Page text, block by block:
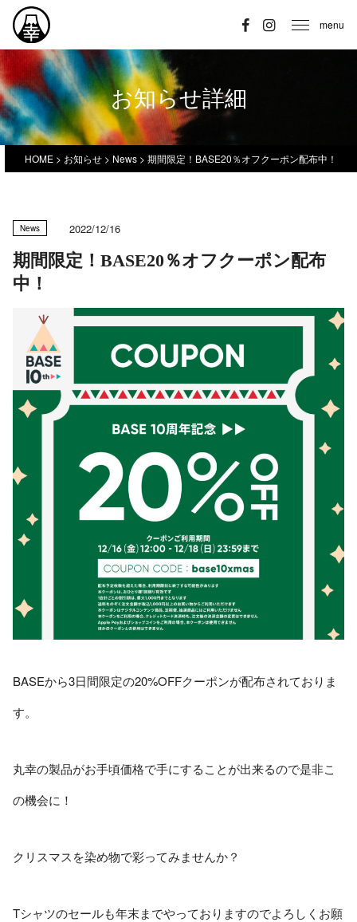
menu
お知らせ詳細
HOME > お知らせ > News > 期間限定！BASE20％オフクーポン配布中！
News 2022/12/16
期間限定！BASE20％オフクーポン配布
中！
BASEから3日間限定の20%OFFクーポンが配布されておりま
す。
丸幸の製品がお手頃価格で手にすることが出来るので是非こ
の機会に！
クリスマスを染め物で彩ってみませんか？
Tシャツのセールも年末までやっておりますのでよろしくお願